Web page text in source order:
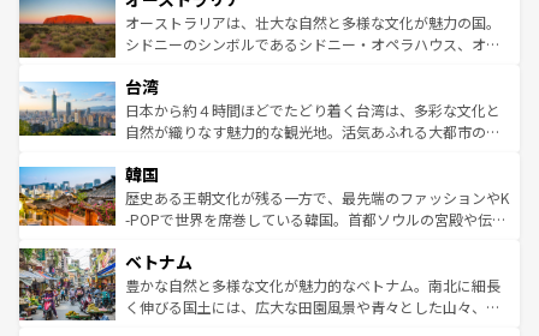
文化が魅力。旅行者はアメリカの各地域で異なる魅力を楽
しみながら、その多様性と豊かな歴史を感じることができ
ならではの贅沢な旅のスタイルだ。 なお、新着のアメリカ
情報はコンテンツ一覧を参照してほしい。
島だが、静かな自然を求めるならマウイ島やカウアイ島が
おすすめ。エメラルドグリーンに輝く海をはじめ、豊かな
れるおもてなしの心で訪れる人々を迎えてくれるハワイの
人々、おいしいローカルフードやハワイアンミュージッ
ク、伝統的なフラダンスなど、すべてがハワイの魅力を彩
ワイを、存分に味わってほしい。 なお、新着のハワイ情報
はコンテンツ一覧を参照してほしい。
オーストラリアは、壮大な自然と多様な文化が魅力の国。
シドニーのシンボルであるシドニー・オペラハウス、オー
リアリーフや大陸中央部にそびえるウルル（エアーズロッ
ク）、タスマニアの美しい原生林やケアンズの熱帯雨林な
ど、見どころがたくさん。また、カフェやワイン、オージ
いる。アクティビティも充実しており、サーフィンやダイ
ビング、ハイキングなど、アウトドア好きにはたまらな
い。オーストラリアの多彩な魅力を存分に味わいつくそ
参照してほしい。
台湾
日本から約４時間ほどでたどり着く台湾は、多彩な文化と
自然が織りなす魅力的な観光地。活気あふれる大都市の台
ン）、静ひつな山岳地帯である台湾東部など、都市の喧騒
と山間の静けさが共存しており、訪れる人に新しい発見と
驚きをもたらしてくれる。また、奥深い台湾の食文化も魅
容にもいいと評判のスイーツなど、バラエティ豊かな料理
が味わえる。 なお、新着の台湾情報は コンテンツ一覧を参
照してほしい。
韓国
歴史ある王朝文化が残る一方で、最先端のファッションやK
-POPで世界を席巻している韓国。首都ソウルの宮殿や伝統
き、地方に足を延ばせば四季折々の自然美を楽しむことが
できる。そして、キムチや焼肉、絶品のストリートフード
まで、さまざまな韓国料理が待っている。夜には、韓国な
ベトナム
豊かな自然と多様な文化が魅力的なベトナム。南北に細長
く伸びる国土には、広大な田園風景や青々とした山々、世